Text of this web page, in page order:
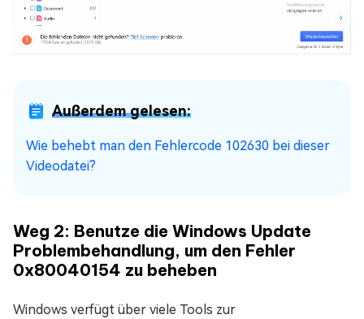
Außerdem gelesen:
Wie behebt man den Fehlercode 102630 bei dieser
Videodatei?
Weg 2: Benutze die Windows Update
Problembehandlung, um den Fehler
0x80040154 zu beheben
Windows verfügt über viele Tools zur